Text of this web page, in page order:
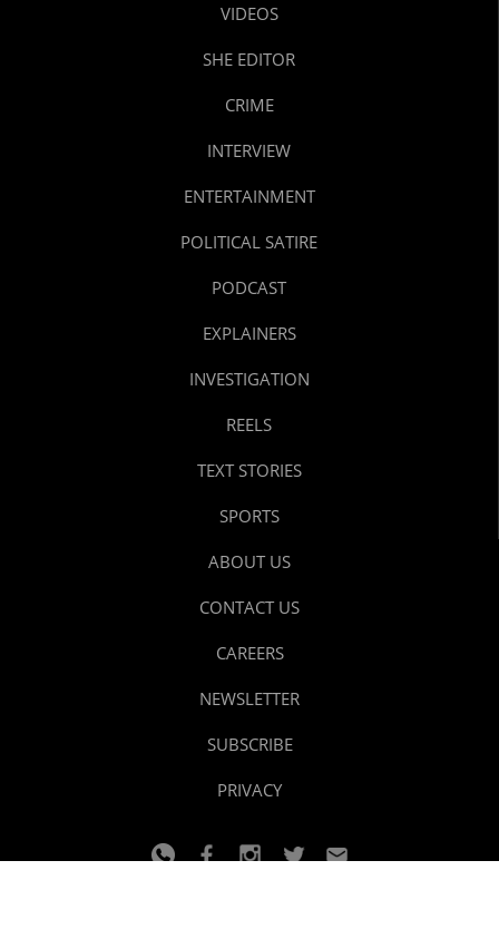
VIDEOS
SHE EDITOR
CRIME
INTERVIEW
ENTERTAINMENT
POLITICAL SATIRE
PODCAST
EXPLAINERS
INVESTIGATION
REELS
TEXT STORIES
SPORTS
ABOUT US
CONTACT US
CAREERS
NEWSLETTER
SUBSCRIBE
PRIVACY